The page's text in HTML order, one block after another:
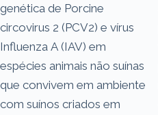
genética de Porcine
circovirus 2 (PCV2) e vírus
Influenza A (IAV) em
espécies animais não suínas
que convivem em ambiente
com suínos criados em